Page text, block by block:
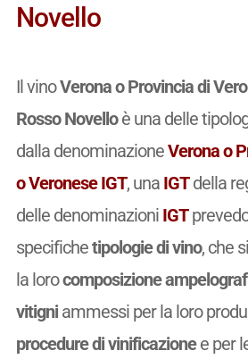
Novello
Il vinoVerona o Provincia di
Rosso Novelloè una delle
dalla denominazioneVerona o
o Veronese IGT, una IGTdella
delle denominazioni IGT
specifichetipologie di vino, che
la lorocomposizione
vitigniammessi per la loro
procedure di vinificazionee per